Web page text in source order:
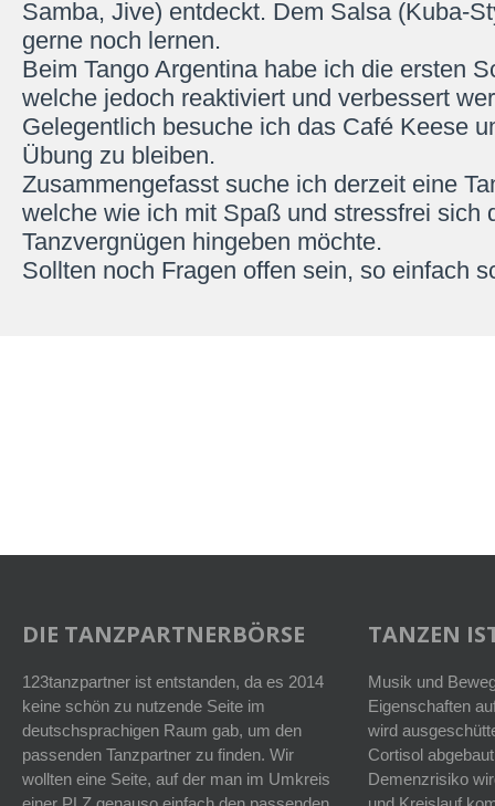
Samba, Jive) entdeckt. Dem Salsa (Kuba-
gerne noch lernen.
Beim Tango Argentina habe ich die ersten
welche jedoch reaktiviert und verbessert
Gelegentlich besuche ich das Café Keese
Übung zu bleiben.
Zusammengefasst suche ich derzeit eine
welche wie ich mit Spaß und stressfrei sich
Tanzvergnügen hingeben möchte.
Sollten noch Fragen offen sein, so einfach
DIE TANZPARTNERBÖRSE
123tanzpartner ist entstanden, da es 2014
keine schön zu nutzende Seite im
deutschsprachigen Raum gab, um den
passenden Tanzpartner zu finden. Wir
wollten eine Seite, auf der man im Umkreis
TANZEN
Musik und
Eigenschaften
wird
Cortisol
Demenzrisiko